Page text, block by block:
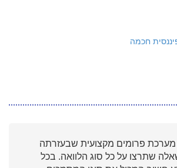
חכמה
פרומים מקצועית שבעזרתה
שתרצו על כל סוג הלוואה. בכל